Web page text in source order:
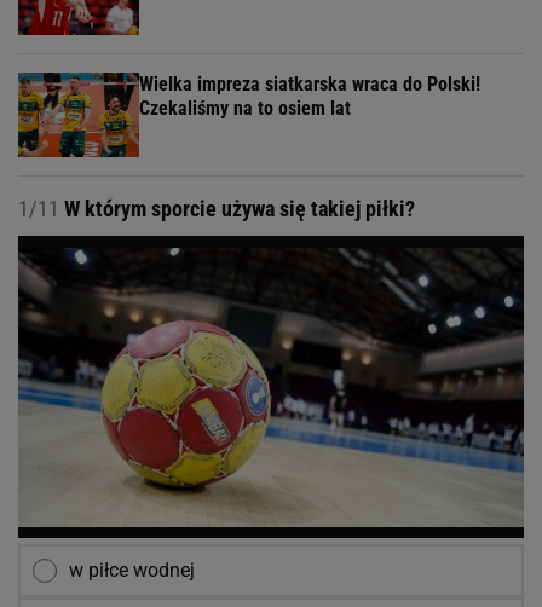
Wielka impreza siatkarska wraca do Polski!
Czekaliśmy na to osiem lat
1/11 W którym sporcie używa się takiej piłki?
w piłce wodnej